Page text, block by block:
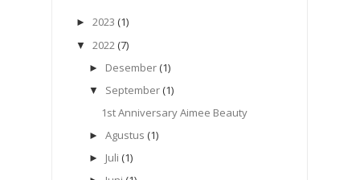
► 2023 (1)
▼ 2022 (7)
► Desember (1)
▼ September (1)
1st Anniversary Aimee Beauty
► Agustus (1)
► Juli (1)